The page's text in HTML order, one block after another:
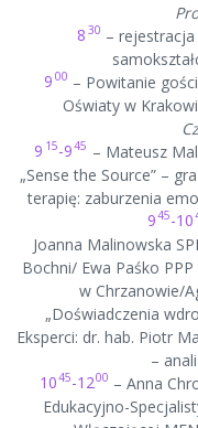
8 30 – rejestracja
9 00 – Powitanie
Oświaty w
9 15-945 – Mateusz
„Sense the Source” –
terapię: zaburzenia
945-10
Joanna Malinowska
Bochni/ Ewa Paśko
w Chrzanowie/
„Doświadczenia
Eksperci: dr. hab. Piotr
–
1045-1200 – Anna
Edukacyjno-